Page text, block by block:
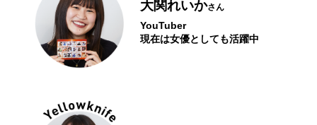
大関れいかさん
YouTuber
現在は女優としても活躍中